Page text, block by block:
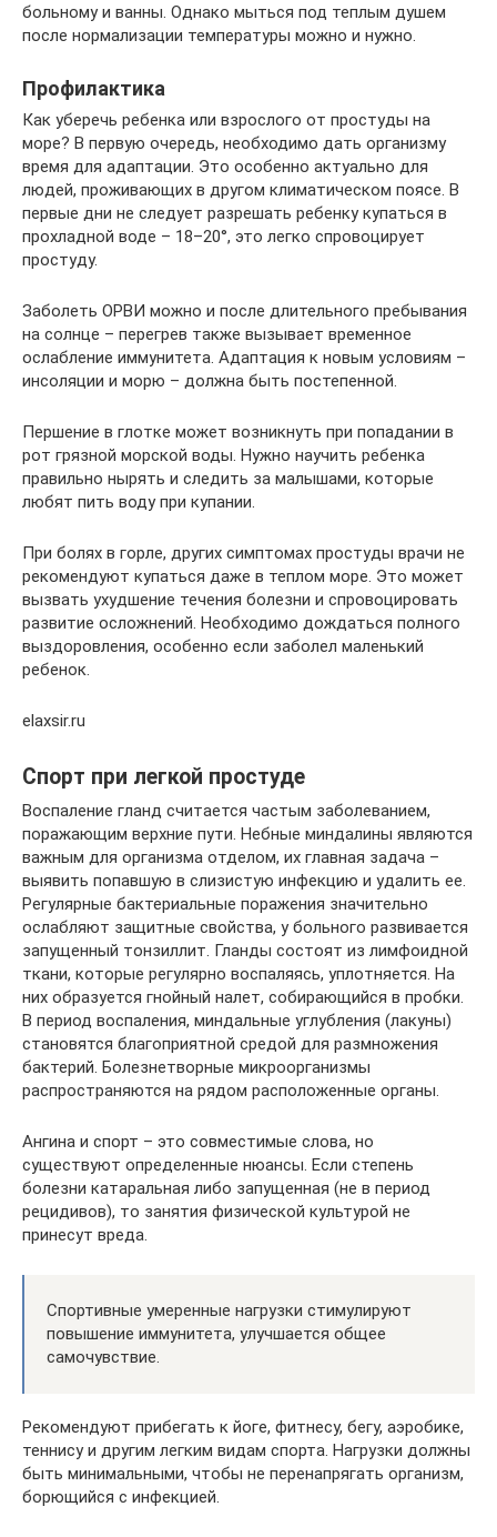
больному и ванны. Однако мыться под теплым душем
после нормализации температуры можно и нужно.
Профилактика
Как уберечь ребенка или взрослого от простуды на
море? В первую очередь, необходимо дать организму
время для адаптации. Это особенно актуально для
людей, проживающих в другом климатическом поясе. В
первые дни не следует разрешать ребенку купаться в
прохладной воде – 18–20°, это легко спровоцирует
простуду.
Заболеть ОРВИ можно и после длительного пребывания
на солнце – перегрев также вызывает временное
ослабление иммунитета. Адаптация к новым условиям –
инсоляции и морю – должна быть постепенной.
Першение в глотке может возникнуть при попадании в
рот грязной морской воды. Нужно научить ребенка
правильно нырять и следить за малышами, которые
любят пить воду при купании.
При болях в горле, других симптомах простуды врачи не
рекомендуют купаться даже в теплом море. Это может
вызвать ухудшение течения болезни и спровоцировать
развитие осложнений. Необходимо дождаться полного
выздоровления, особенно если заболел маленький
ребенок.
elaxsir.ru
Спорт при легкой простуде
Воспаление гланд считается частым заболеванием,
поражающим верхние пути. Небные миндалины являются
важным для организма отделом, их главная задача –
выявить попавшую в слизистую инфекцию и удалить ее.
Регулярные бактериальные поражения значительно
ослабляют защитные свойства, у больного развивается
запущенный тонзиллит. Гланды состоят из лимфоидной
ткани, которые регулярно воспаляясь, уплотняется. На
них образуется гнойный налет, собирающийся в пробки.
В период воспаления, миндальные углубления (лакуны)
становятся благоприятной средой для размножения
бактерий. Болезнетворные микроорганизмы
распространяются на рядом расположенные органы.
Ангина и спорт – это совместимые слова, но
существуют определенные нюансы. Если степень
болезни катаральная либо запущенная (не в период
рецидивов), то занятия физической культурой не
принесут вреда.
Спортивные умеренные нагрузки стимулируют
повышение иммунитета, улучшается общее
самочувствие.
Рекомендуют прибегать к йоге, фитнесу, бегу, аэробике,
теннису и другим легким видам спорта. Нагрузки должны
быть минимальными, чтобы не перенапрягать организм,
борющийся с инфекцией.